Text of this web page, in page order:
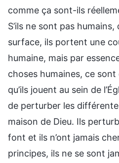
comme ça sont-ils
S’ils ne sont pas
surface, ils portent une
humaine, mais par
choses humaines, ce
qu’ils jouent au sein de
de perturber les
maison de Dieu. Ils
font et ils n’ont jamais
principes, ils ne se sont